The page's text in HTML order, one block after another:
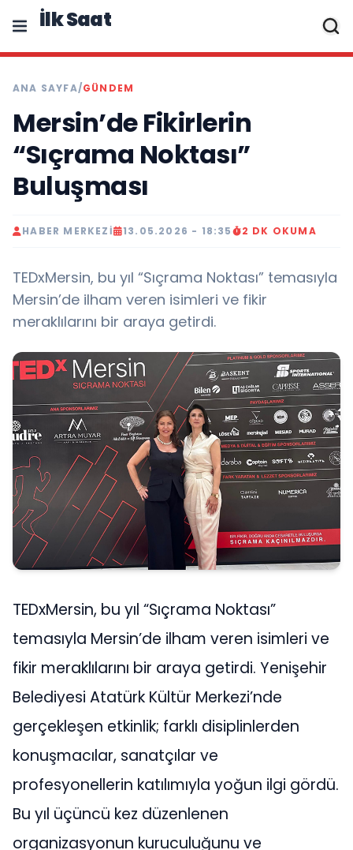
İlk Saat
ANA SAYFA/GÜNDEM
Mersin’de Fikirlerin
“Sıçrama Noktası”
Buluşması
HABER MERKEZI 13.05.2026 - 18:35 2 DK OKUMA
TEDxMersin, bu yıl “Sıçrama Noktası” temasıyla
Mersin’de ilham veren isimleri ve fikir
meraklılarını bir araya getirdi.
TEDxMersin, bu yıl “Sıçrama Noktası”
temasıyla Mersin’de ilham veren isimleri ve
fikir meraklılarını bir araya getirdi. Yenişehir
Belediyesi Atatürk Kültür Merkezi’nde
gerçekleşen etkinlik; farklı disiplinlerden
konuşmacılar, sanatçılar ve
profesyonellerin katılımıyla yoğun ilgi gördü.
Bu yıl üçüncü kez düzenlenen
organizasyonun kuruculuğunu ve